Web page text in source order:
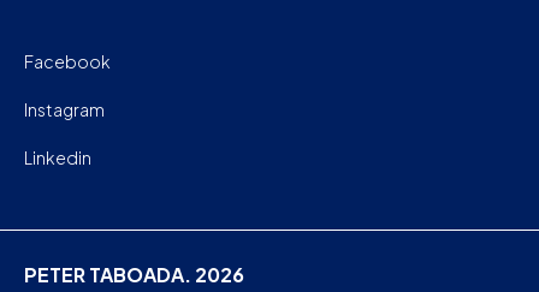
Facebook
Instagram
Linkedin
PETER TABOADA. 2026